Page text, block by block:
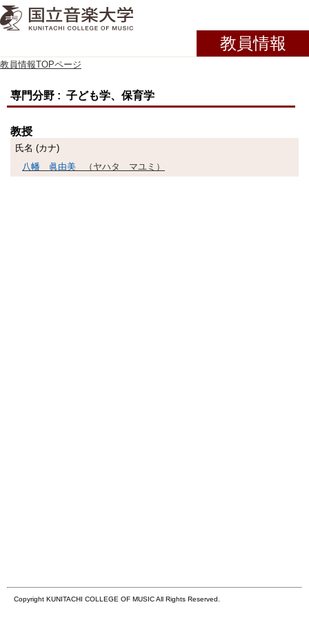
教員情報
教員情報TOPページ
専門分野 : 子ども学、保育学
教授
氏名 (カナ)
八幡 眞由美
（ヤハタ マユミ）
Copyright KUNITACHI COLLEGE OF MUSIC All Rights Reserved.